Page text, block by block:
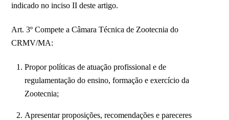
indicado no inciso II deste artigo.
Art. 3º Compete a Câmara Técnica de Zootecnia do
CRMV/MA:
Propor políticas de atuação profissional e de
regulamentação do ensino, formação e exercício da
Zootecnia;
Apresentar proposições, recomendações e pareceres